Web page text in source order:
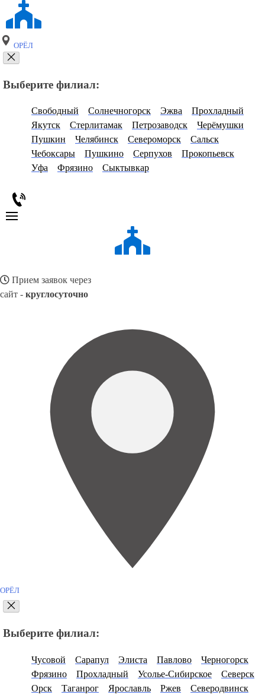
ОРЁЛ
Выберите филиал:
Свободный Солнечногорск Эжва
Прохладный
Якутск
Стерлитамак Петрозаводск
Черёмушки
Пушкин
Челябинск Североморск
Сальск
Чебоксары
Пушкино Серпухов
Прокопьевск
Уфа
Фрязино Сыктывкар
Прием заявок через
сайт - круглосуточно
ОРЁЛ
Выберите филиал:
Чусовой Сарапул Элиста Павлово
Черногорск
Фрязино
Прохладный Усолье-Сибирское
Северск
Орск
Таганрог Ярославль Ржев
Северодвинск